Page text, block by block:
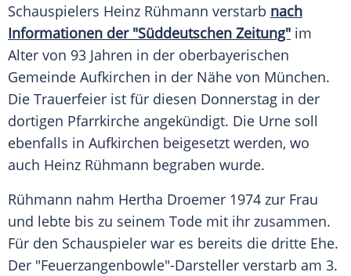
Schauspielers Heinz Rühmann verstarb nach
Informationen der "Süddeutschen Zeitung" im
Alter von 93 Jahren in der oberbayerischen
Gemeinde Aufkirchen in der Nähe von München.
Die Trauerfeier ist für diesen Donnerstag in der
dortigen Pfarrkirche angekündigt. Die Urne soll
ebenfalls in Aufkirchen beigesetzt werden, wo
auch Heinz Rühmann begraben wurde.
Rühmann nahm Hertha Droemer 1974 zur Frau
und lebte bis zu seinem Tode mit ihr zusammen.
Für den Schauspieler war es bereits die dritte Ehe.
Der "Feuerzangenbowle"-Darsteller verstarb am 3.